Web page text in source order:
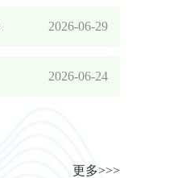
2026-06-29
2026-06-24
更多>>>